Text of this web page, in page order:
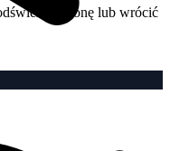
stronę lub wrócić